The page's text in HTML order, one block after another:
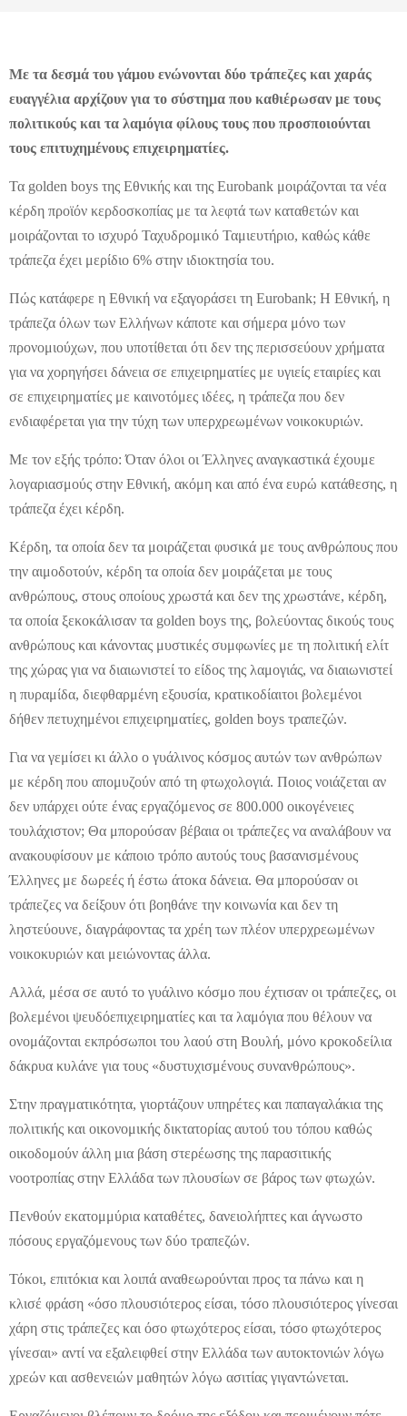
Με τα δεσμά του γάμου ενώνονται δύο τράπεζες και χαράς
ευαγγέλια αρχίζουν για το σύστημα που καθιέρωσαν με τους
πολιτικούς και τα λαμόγια φίλους τους που προσποιούνται
τους επιτυχημένους επιχειρηματίες.
Τα golden boys της Εθνικής και της Eurobank μοιράζονται τα νέα
κέρδη προϊόν κερδοσκοπίας με τα λεφτά των καταθετών και
μοιράζονται το ισχυρό Ταχυδρομικό Ταμιευτήριο, καθώς κάθε
τράπεζα έχει μερίδιο 6% στην ιδιοκτησία του.
Πώς κατάφερε η Εθνική να εξαγοράσει τη Eurobank; Η Εθνική, η
τράπεζα όλων των Ελλήνων κάποτε και σήμερα μόνο των
προνομιούχων, που υποτίθεται ότι δεν της περισσεύουν χρήματα
για να χορηγήσει δάνεια σε επιχειρηματίες με υγιείς εταιρίες και
σε επιχειρηματίες με καινοτόμες ιδέες, η τράπεζα που δεν
ενδιαφέρεται για την τύχη των υπερχρεωμένων νοικοκυριών.
Με τον εξής τρόπο: Όταν όλοι οι Έλληνες αναγκαστικά έχουμε
λογαριασμούς στην Εθνική, ακόμη και από ένα ευρώ κατάθεσης, η
τράπεζα έχει κέρδη.
Κέρδη, τα οποία δεν τα μοιράζεται φυσικά με τους ανθρώπους που
την αιμοδοτούν, κέρδη τα οποία δεν μοιράζεται με τους
ανθρώπους, στους οποίους χρωστά και δεν της χρωστάνε, κέρδη,
τα οποία ξεκοκάλισαν τα golden boys της, βολεύοντας δικούς τους
ανθρώπους και κάνοντας μυστικές συμφωνίες με τη πολιτική ελίτ
της χώρας για να διαιωνιστεί το είδος της λαμογιάς, να διαιωνιστεί
η πυραμίδα, διεφθαρμένη εξουσία, κρατικοδίαιτοι βολεμένοι
δήθεν πετυχημένοι επιχειρηματίες, golden boys τραπεζών.
Για να γεμίσει κι άλλο ο γυάλινος κόσμος αυτών των ανθρώπων
με κέρδη που απομυζούν από τη φτωχολογιά. Ποιος νοιάζεται αν
δεν υπάρχει ούτε ένας εργαζόμενος σε 800.000 οικογένειες
τουλάχιστον; Θα μπορούσαν βέβαια οι τράπεζες να αναλάβουν να
ανακουφίσουν με κάποιο τρόπο αυτούς τους βασανισμένους
Έλληνες με δωρεές ή έστω άτοκα δάνεια. Θα μπορούσαν οι
τράπεζες να δείξουν ότι βοηθάνε την κοινωνία και δεν τη
ληστεύουνε, διαγράφοντας τα χρέη των πλέον υπερχρεωμένων
νοικοκυριών και μειώνοντας άλλα.
Αλλά, μέσα σε αυτό το γυάλινο κόσμο που έχτισαν οι τράπεζες, οι
βολεμένοι ψευδόεπιχειρηματίες και τα λαμόγια που θέλουν να
ονομάζονται εκπρόσωποι του λαού στη Βουλή, μόνο κροκοδείλια
δάκρυα κυλάνε για τους «δυστυχισμένους συνανθρώπους».
Στην πραγματικότητα, γιορτάζουν υπηρέτες και παπαγαλάκια της
πολιτικής και οικονομικής δικτατορίας αυτού του τόπου καθώς
οικοδομούν άλλη μια βάση στερέωσης της παρασιτικής
νοοτροπίας στην Ελλάδα των πλουσίων σε βάρος των φτωχών.
Πενθούν εκατομμύρια καταθέτες, δανειολήπτες και άγνωστο
πόσους εργαζόμενους των δύο τραπεζών.
Τόκοι, επιτόκια και λοιπά αναθεωρούνται προς τα πάνω και η
κλισέ φράση «όσο πλουσιότερος είσαι, τόσο πλουσιότερος γίνεσαι
χάρη στις τράπεζες και όσο φτωχότερος είσαι, τόσο φτωχότερος
γίνεσαι» αντί να εξαλειφθεί στην Ελλάδα των αυτοκτονιών λόγω
χρεών και ασθενειών μαθητών λόγω ασιτίας γιγαντώνεται.